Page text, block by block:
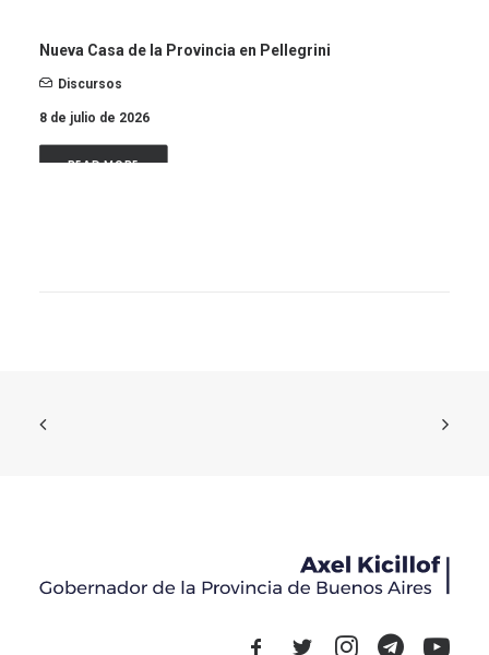
Nueva Casa de la Provincia en Pellegrini
Discursos
8 de julio de 2026
READ MORE